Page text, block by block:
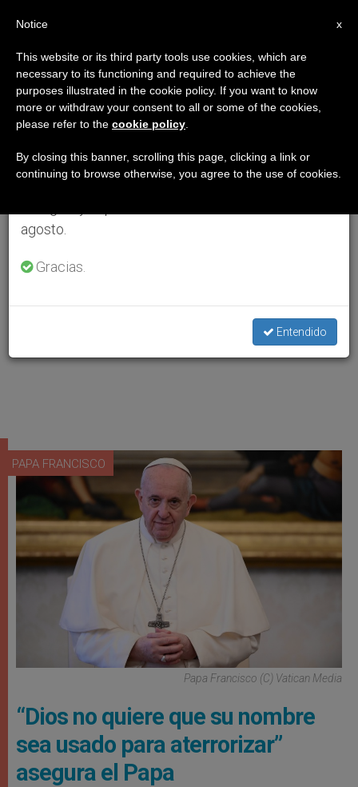
PAPA FRANCISCO
Papa Francisco (C) Vatican Media
“Dios no quiere que su nombre
sea usado para aterrorizar”
asegura el Papa
×
Aviso importante
Del 27 de julio al 7 de agosto haremos la pausa
anual, aprovechando que en el periodo de verano
se generan menos informaciones y también el
agosto.
Gracias.
Entendido
x
Notice
This website or its third party tools use cookies, which are
necessary to its functioning and required to achieve the
purposes illustrated in the cookie policy. If you want to know
more or withdraw your consent to all or some of the cookies,
please refer to the cookie policy
By closing this banner, scrolling this page, clicking a link or
continuing to browse otherwise, you agree to the use of cookies.